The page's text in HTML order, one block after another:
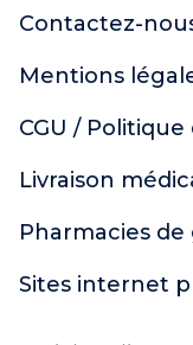
Contactez-
Mentions
CGU /
Livraison
Pharmacies de
Sites internet